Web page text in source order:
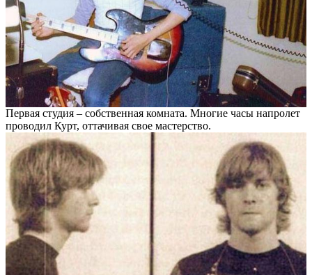
Первая студия – собственная комната. Многие часы напролет
проводил Курт, оттачивая свое мастерство.